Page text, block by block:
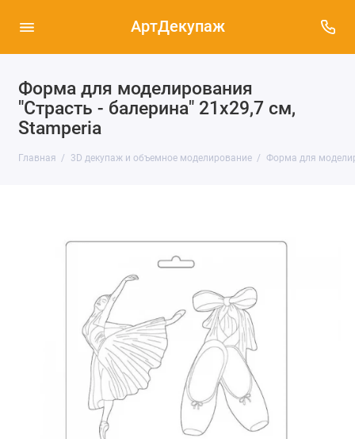
АртДекупаж
Форма для моделирования
"Страсть - балерина" 21х29,7 см,
Stamperia
Главная 3D декупаж и объемное моделирование Форма для